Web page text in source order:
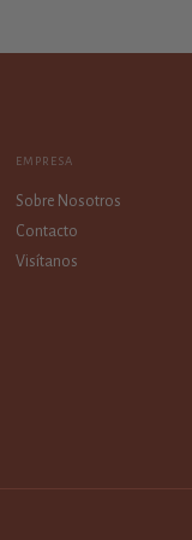
EMPRESA
Sobre Nosotros
Contacto
Visítanos